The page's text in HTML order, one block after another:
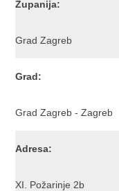
Županija:
Grad Zagreb
Grad:
Grad Zagreb - Zagreb
Adresa:
XI. Požarinje 2b